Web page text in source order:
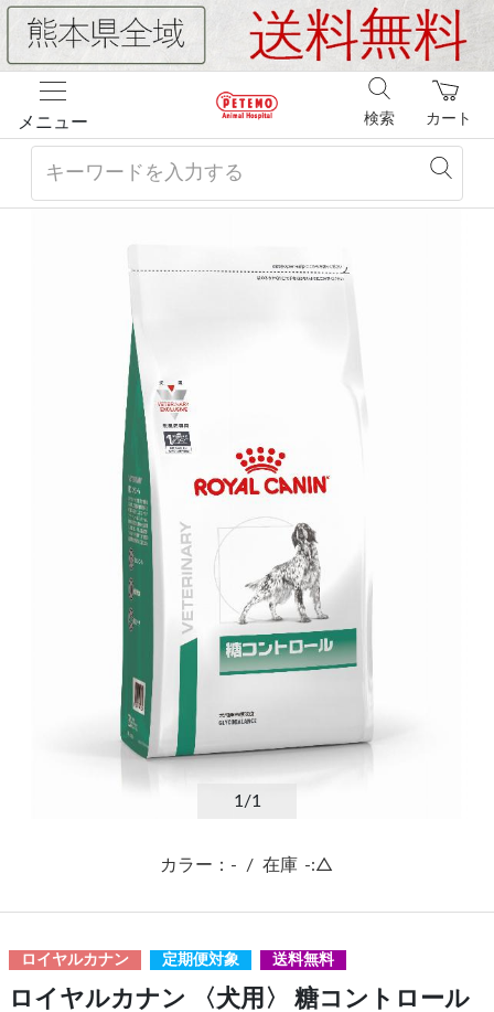
メニュー カート
検索
1 /1
カラー：- / 在庫 -:△
ロイヤルカナン 定期便対象 送料無料
ロイヤルカナン 〈犬用〉 糖コントロール